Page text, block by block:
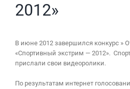
2012»
В июне 2012 завершился конкурс »
«Спортивный экстрим — 2012».
прислали свои видеоролики.
По результатам интернет